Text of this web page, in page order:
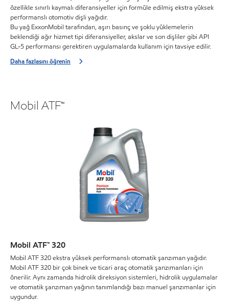
özellikle sınırlı kaymalı diferansiyeller için formüle edilmiş ekstra yüksek
performanslı otomotiv dişli yağıdır.
Bu yağ ExxonMobil tarafından, aşırı basınç ve şoklu yüklemelerin
beklendiği ağır hizmet tipi diferansiyeller, akslar ve son dişliler gibi API
GL-5 performansı gerektiren uygulamalarda kullanım için tavsiye edilir.
Daha fazlasını öğrenin
Mobil ATF™
Mobil ATF™ 320
Mobil ATF 320 ekstra yüksek performanslı otomatik şanzıman yağıdır.
Mobil ATF 320 bir çok binek ve ticari araç otomatik şanzımanları için
önerilir. Aynı zamanda hidrolik direksiyon sistemleri, hidrolik uygulamalar
ve otomatik şanzıman yağının tanımlandığı bazı manuel şanzımanlar için
uygundur.